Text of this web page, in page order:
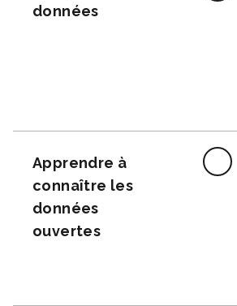
données
Apprendre à
connaître les
données
ouvertes